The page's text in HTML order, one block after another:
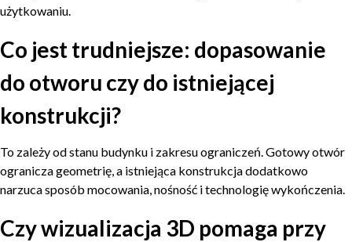
użytkowaniu.
Co jest trudniejsze: dopasowanie
do otworu czy do istniejącej
konstrukcji?
To zależy od stanu budynku i zakresu ograniczeń. Gotowy otwór
ogranicza geometrię, a istniejąca konstrukcja dodatkowo
narzuca sposób mocowania, nośność i technologię wykończenia.
Czy wizualizacja 3D pomaga przy